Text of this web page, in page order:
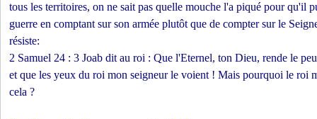
tous les territoires, on ne sait pas quelle mouche l'a piqué pour qu'il
guerre en comptant sur son armée plutôt que de compter sur le
résiste:
2 Samuel 24 : 3 Joab dit au roi : Que l'Eternel, ton Dieu, rende le
et que les yeux du roi mon seigneur le voient ! Mais pourquoi le roi
cela ?